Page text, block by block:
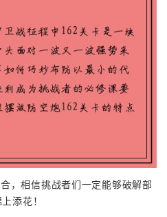
，相信挑战者们一定能够破解部
添花！